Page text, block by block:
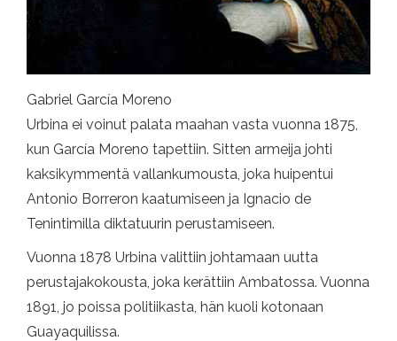
Gabriel García Moreno
Urbina ei voinut palata maahan vasta vuonna 1875,
kun García Moreno tapettiin. Sitten armeija johti
kaksikymmentä vallankumousta, joka huipentui
Antonio Borreron kaatumiseen ja Ignacio de
Tenintimilla diktatuurin perustamiseen.
Vuonna 1878 Urbina valittiin johtamaan uutta
perustajakokousta, joka kerättiin Ambatossa. Vuonna
1891, jo poissa politiikasta, hän kuoli kotonaan
Guayaquilissa.